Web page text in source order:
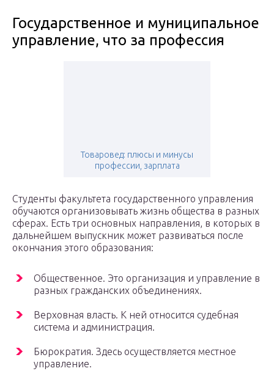
Государственное и муниципальное
управление, что за профессия
Товаровед: плюсы и минусы
профессии, зарплата
Студенты факультета государственного управления
обучаются организовывать жизнь общества в разных
сферах. Есть три основных направления, в которых в
дальнейшем выпускник может развиваться после
окончания этого образования:
Общественное. Это организация и управление в
разных гражданских объединениях.
Верховная власть. К ней относится судебная
система и администрация.
Бюрократия. Здесь осуществляется местное
управление.